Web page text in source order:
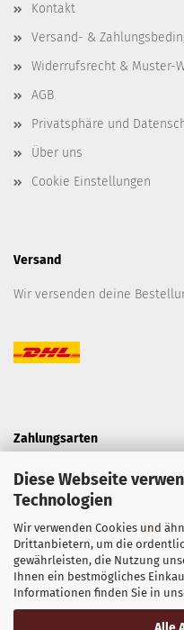
Diese Webseite
Technologien
Wir verwenden Cookies und
Drittanbietern, um die
gewährleisten, die Nutzung
Ihnen ein bestmögliches
Informationen finden Sie in
Kontakt
Versand- &
Widerrufsrecht & Muster-
AGB
Privatsphäre und
Über uns
Cookie Einstellungen
Versand
Wir versenden deine
Zahlungsarten
Kaufe bei uns sicher ein mit
Zahlungsarten.